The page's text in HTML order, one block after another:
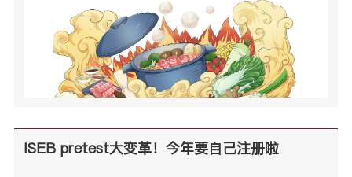
ISEB pretest大变革！今年要自己注册啦